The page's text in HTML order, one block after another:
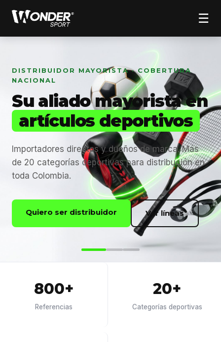
☰
DISTRIBUIDOR MAYORISTA · COBERTURA
NACIONAL
Su aliado mayorista en
artículos deportivos
Importadores directos y dueños de marca. Más
de 20 categorías deportivas para distribución en
toda Colombia.
Quiero ser distribuidor Ver líneas
800+
Referencias
20+
Categorías deportivas